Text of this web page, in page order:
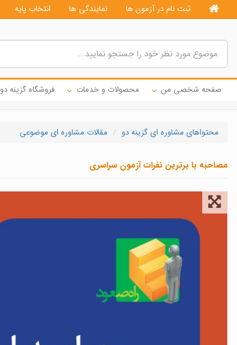
ثبت نام در آزمون ها نمایندگی ها انتخاب پایه
صفحه شخصی من محصولات و خدمات فروشگاه گزینه دو
محتواهای مشاوره ای گزینه دو مقالات مشاوره ای موضوعی
مصاحبه با برترین نفرات آزمون سراسری